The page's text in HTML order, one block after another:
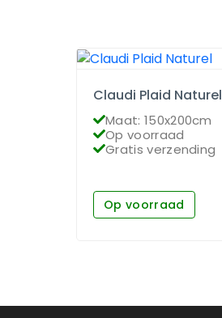
Claudi Plaid Naturel
Maat: 150x200cm
Op voorraad
Gratis verzending
Op voorraad